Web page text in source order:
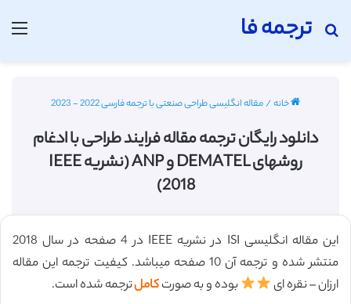
ترجمه فا
جستجو برای
خانه/مقاله انگلیسی طراحی صنعتی با ترجمه فارسی 2022 - 2023
دانلود رایگان ترجمه مقاله فرایند طراحی با ادغام
روشهای DEMATEL و ANP (نشریه IEEE
2018)
این مقاله انگلیسی ISI در نشریه IEEE در 4 صفحه در سال 2018
منتشر شده و ترجمه آن 10 صفحه میباشد. کیفیت ترجمه این مقاله
ارزان – نقره ای
بوده و به صورتکاملترجمه شده است.